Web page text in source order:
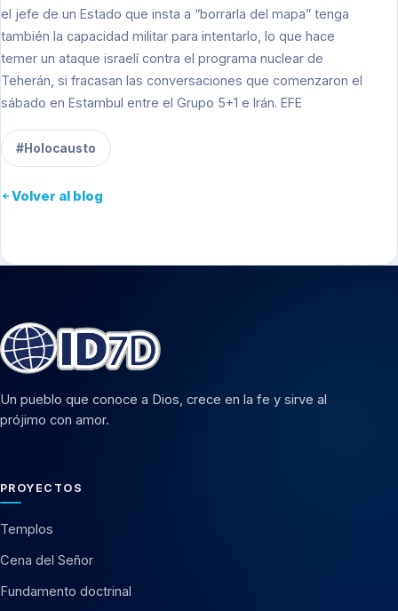
el jefe de un Estado que insta a “borrarla del mapa” tenga
también la capacidad militar para intentarlo, lo que hace
temer un ataque israelí contra el programa nuclear de
Teherán, si fracasan las conversaciones que comenzaron el
sábado en Estambul entre el Grupo 5+1 e Irán. EFE
#Holocausto
Volver al blog
Un pueblo que conoce a Dios, crece en la fe y sirve al
prójimo con amor.
PROYECTOS
Templos
Cena del Señor
Fundamento doctrinal